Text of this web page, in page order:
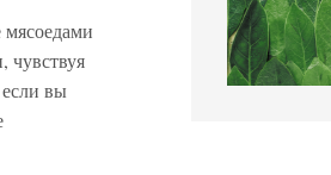
мясоедами
чувствуя
если вы